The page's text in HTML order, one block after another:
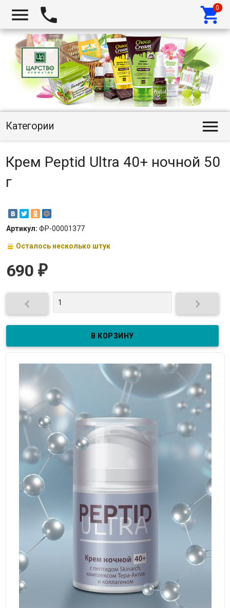
  
Категории 
Крем Peptid Ultra 40+ ночной 50
г
Артикул: ФР-00001377
Осталось несколько штук
690 ₽
 